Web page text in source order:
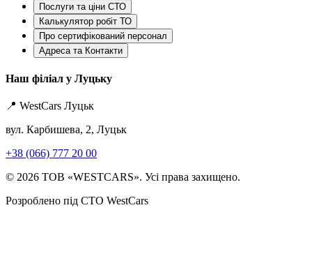
Послуги та ціни СТО
Калькулятор робіт ТО
Про сертифікований персонал
Адреса та Контакти
Наш філіал у Луцьку
📍 WestCars Луцьк
вул. Карбишева, 2, Луцьк
+38 (066) 777 20 00
© 2026 ТОВ «WESTCARS». Усі права захищено.
Розроблено під СТО WestCars